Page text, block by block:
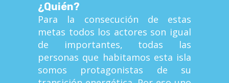
¿Quién?
Para la consecución de estas
metas todos los actores son igual
de importantes, todas las
personas que habitamos esta isla
somos protagonistas de su